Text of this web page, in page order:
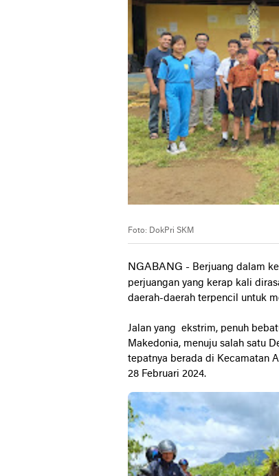
Foto: DokPri SKM
NGABANG - Berjuang dalam
perjuangan yang kerap kali
daerah-daerah terpencil untuk
Jalan yang ekstrim, penuh
Makedonia, menuju salah satu
tepatnya berada di Kecamatan
28 Februari 2024.